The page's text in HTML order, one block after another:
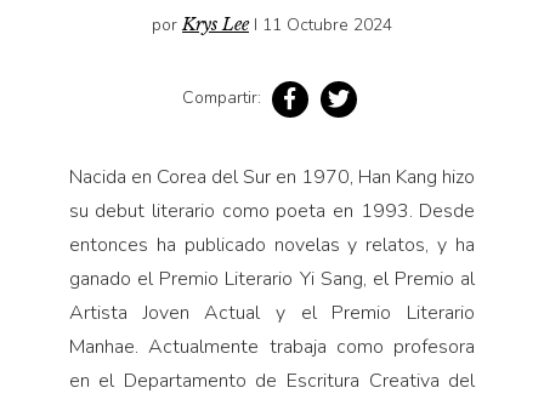
porKrys Lee I 11 Octubre 2024
Compartir:
Nacida en Corea del Sur en 1970, Han Kang hizo
su debut literario como poeta en 1993. Desde
entonces ha publicado novelas y relatos, y ha
ganado el Premio Literario Yi Sang, el Premio al
Artista Joven Actual y el Premio Literario
Manhae. Actualmente trabaja como profesora
en el Departamento de Escritura Creativa del